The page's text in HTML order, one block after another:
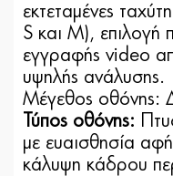
εκτεταμένες
S και M),
εγγραφής video
υψηλής ανάλυσης.
Μέγεθος οθόνης:
Τύπος οθόνης:
με ευαισθησία
κάλυψη κάδρου